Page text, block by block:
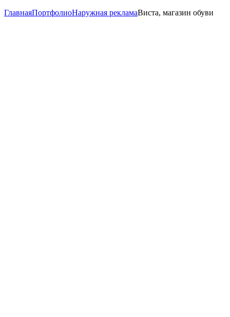
ГлавнаяПортфолиоНаружная рекламаВиста, магазин обуви